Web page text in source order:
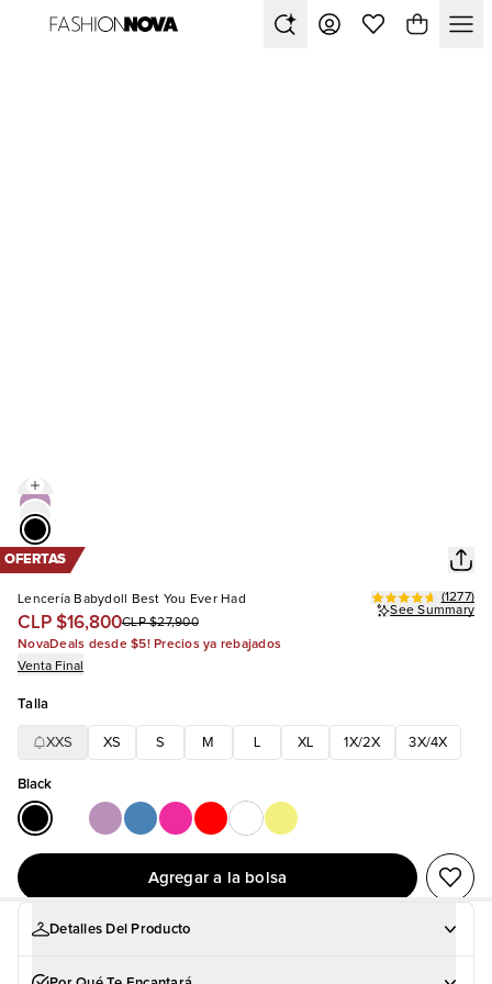
OFERTAS
Lencería Babydoll Best You Ever Had
CLP $16,800CLP $27,900
(1277)
See Summary
NovaDeals desde $5! Precios ya rebajados
Venta Final
Talla
XXS XS S M XL 1X/2X 3X/4X
Black
Agregar a la bolsa
Detalles Del Producto